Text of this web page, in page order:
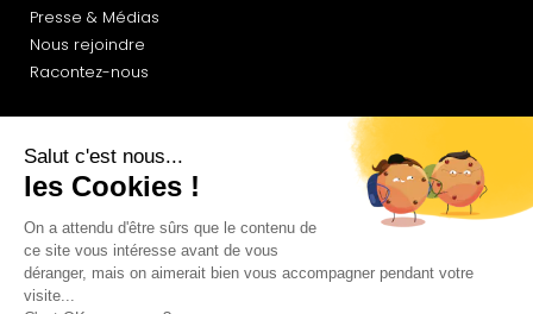
Presse & Médias
Nous rejoindre
Racontez-nous
Documentation technique
Callback API
Newsletter